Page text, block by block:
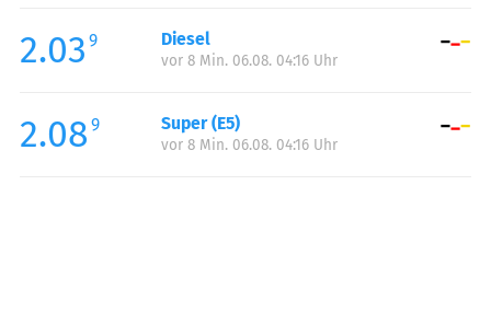
Mittwoch:
00:00-24:00
Donnerstag:
Samstag:
00:00-24:00
Sonntag:
2.03 9 Diesel
vor 8 Min. 06.08. 04:16 Uhr
2.08 9 Super (E5)
vor 8 Min. 06.08. 04:16 Uhr